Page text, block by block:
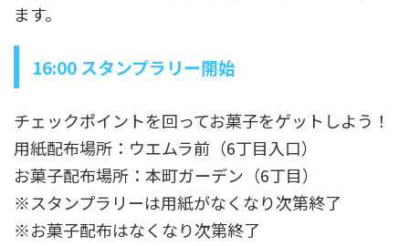
ます。
16:00 スタンプラリー開始
チェックポイントを回ってお菓子をゲットしよう！
用紙配布場所：ウエムラ前（6丁目入口）
お菓子配布場所：本町ガーデン（6丁目）
※スタンプラリーは用紙がなくなり次第終了
※お菓子配布はなくなり次第終了